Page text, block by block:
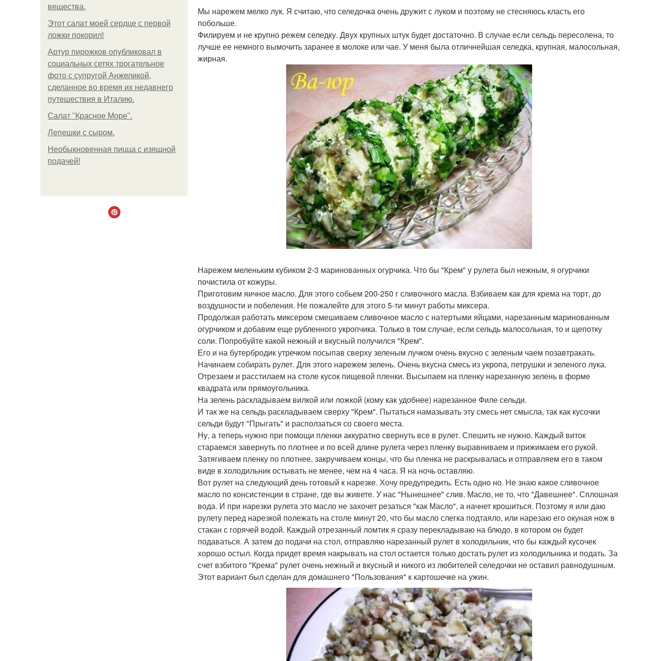
вещества.
Этот салат моей сердце с первой
ложки покорил!
Артур пирожков опубликовал в
социальных сетях трогательное
фото с супругой Анжеликой,
сделанное во время их недавнего
путешествия в Италию.
Салат "Красное Море".
Лепешки с сыром.
Необыкновенная пицца с изящной
подачей!
Мы нарежем мелко лук. Я считаю, что селедочка очень дружит с луком и поэтому не стесняюсь класть его
побольше.
Филируем и не крупно режем селедку. Двух крупных штук будет достаточно. В случае если сельдь пересолена, то
лучше ее немного вымочить заранее в молоке или чае. У меня была отличнейшая селедка, крупная, малосольная,
жирная.
Нарежем меленьким кубиком 2-3 маринованных огурчика. Что бы "Крем" у рулета был нежным, я огурчики
почистила от кожуры.
Приготовим яичное масло. Для этого собьем 200-250 г сливочного масла. Взбиваем как для крема на торт, до
воздушности и побеления. Не пожалейте для этого 5-ти минут работы миксера.
Продолжая работать миксером смешиваем сливочное масло с натертыми яйцами, нарезанным маринованным
огурчиком и добавим еще рубленного укропчика. Только в том случае, если сельдь малосольная, то и щепотку
соли. Попробуйте какой нежный и вкусный получился "Крем".
Его и на бутербродик утречком посыпав сверху зеленым лучком очень вкусно с зеленым чаем позавтракать.
Начинаем собирать рулет. Для этого нарежем зелень. Очень вкусна смесь из укропа, петрушки и зеленого лука.
Отрезаем и расстилаем на столе кусок пищевой пленки. Высыпаем на пленку нарезанную зелень в форме
квадрата или прямоугольника.
На зелень раскладываем вилкой или ложкой (кому как удобнее) нарезанное Филе сельди.
И так же на сельдь раскладываем сверху "Крем". Пытаться намазывать эту смесь нет смысла, так как кусочки
сельди будут "Прыгать" и расползаться со своего места.
Ну, а теперь нужно при помощи пленки аккуратно свернуть все в рулет. Спешить не нужно. Каждый виток
стараемся завернуть по плотнее и по всей длине рулета через пленку выравниваем и прижимаем его рукой.
Затягиваем пленку по плотнее, закручиваем концы, что бы пленка не раскрывалась и отправляем его в таком
виде в холодильник остывать не менее, чем на 4 часа. Я на ночь оставляю.
Вот рулет на следующий день готовый к нарезке. Хочу предупредить. Есть одно но. Не знаю какое сливочное
масло по консистенции в стране, где вы живете. У нас "Нынешнее" слив. Масло, не то, что "Давешнее". Сплошная
вода. И при нарезки рулета это масло не захочет резаться "как Масло", а начнет крошиться. Поэтому я или даю
рулету перед нарезкой полежать на столе минут 20, что бы масло слегка подтаяло, или нарезаю его окуная нож в
стакан с горячей водой. Каждый отрезанный ломтик я сразу перекладываю на блюдо, в котором он будет
подаваться. А затем до подачи на стол, отправляю нарезанный рулет в холодильник, что бы каждый кусочек
хорошо остыл. Когда придет время накрывать на стол остается только достать рулет из холодильника и подать. За
счет взбитого "Крема" рулет очень нежный и вкусный и никого из любителей селедочки не оставил равнодушным.
Этот вариант был сделан для домашнего "Пользования" к картошечке на ужин.